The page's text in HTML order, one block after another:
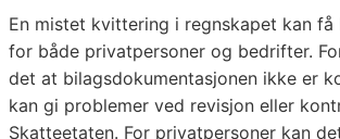
En mistet kvittering i regnskapet kan få
for både privatpersoner og bedrifter.
det at bilagsdokumentasjonen ikke er
kan gi problemer ved revisjon eller
Skatteetaten. For privatpersoner kan